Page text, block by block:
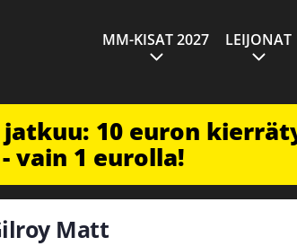
MM-KISAT 2027 LEIJONAT
10 euron
vain 1 eurolla!
Matt